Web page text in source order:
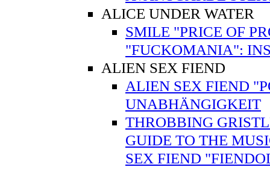
ALICE UNDER WATER
SMILE "PRICE OF
"FUCKOMANIA":
ALIEN SEX FIEND
ALIEN SEX FIEND
UNABHÄNGIGKEIT
THROBBING
GUIDE TO THE
SEX FIEND